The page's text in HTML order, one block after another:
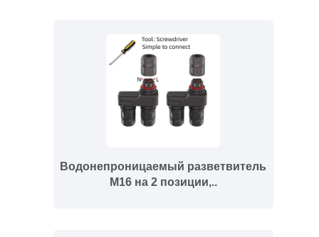
Водонепроницаемый разветвитель
M16 на 2 позиции,..